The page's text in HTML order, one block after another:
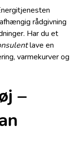
rådgivning
Har du et
lave en
varmekurver og
–